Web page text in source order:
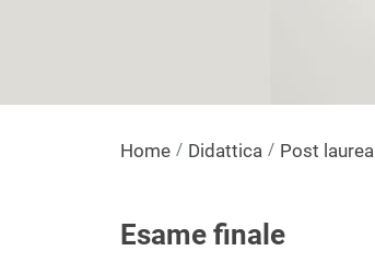
Home Didattica Post laurea
Esame finale